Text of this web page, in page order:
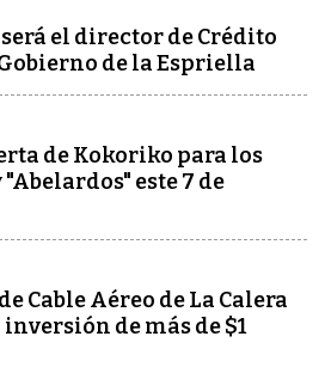
el director de Crédito
de la Espriella
de Kokoriko para los
"Abelardos" este 7 de
Cable Aéreo de La Calera
de más de $1